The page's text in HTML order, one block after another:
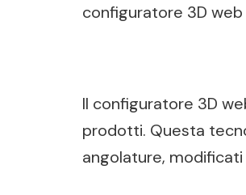
configuratore 3D
Il configuratore 3D
prodotti. Questa
angolature,